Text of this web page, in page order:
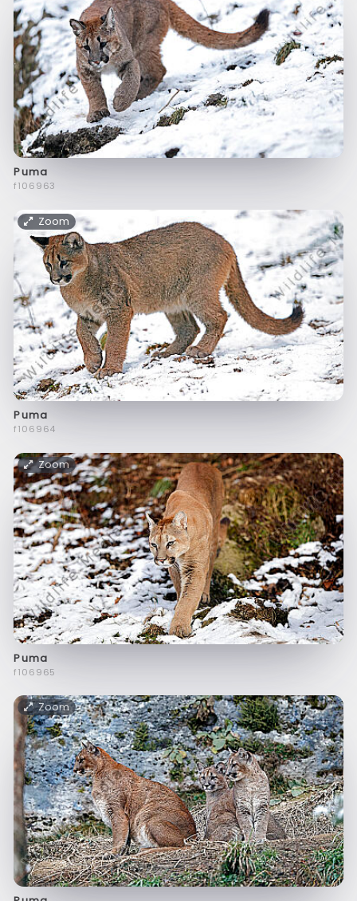
Puma
f106963
Zoom
Puma
f106964
Zoom
Puma
f106965
Zoom